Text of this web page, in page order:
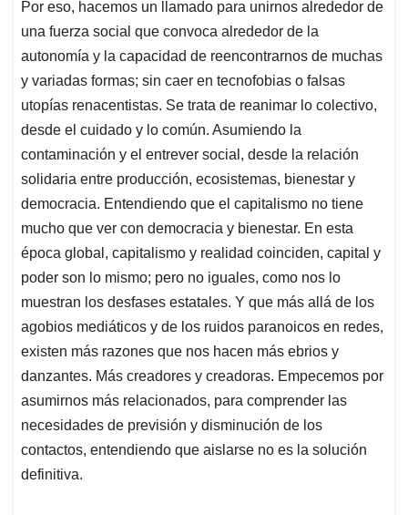
Por eso, hacemos un llamado para unirnos alrededor de
una fuerza social que convoca alrededor de la
autonomía y la capacidad de reencontrarnos de muchas
y variadas formas; sin caer en tecnofobias o falsas
utopías renacentistas. Se trata de reanimar lo colectivo,
desde el cuidado y lo común. Asumiendo la
contaminación y el entrever social, desde la relación
solidaria entre producción, ecosistemas, bienestar y
democracia. Entendiendo que el capitalismo no tiene
mucho que ver con democracia y bienestar. En esta
época global, capitalismo y realidad coinciden, capital y
poder son lo mismo; pero no iguales, como nos lo
muestran los desfases estatales. Y que más allá de los
agobios mediáticos y de los ruidos paranoicos en redes,
existen más razones que nos hacen más ebrios y
danzantes. Más creadores y creadoras. Empecemos por
asumirnos más relacionados, para comprender las
necesidades de previsión y disminución de los
contactos, entendiendo que aislarse no es la solución
definitiva.